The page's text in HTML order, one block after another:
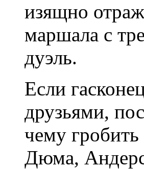
изящно
маршала с
дуэль.
Если
друзьями,
чему
Дюма,